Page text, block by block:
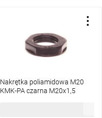
Nakrętka poliamidowa M20
KMK-PA czarna M20x1,5